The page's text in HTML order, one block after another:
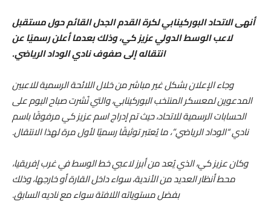
أنهى الاتحاد البوركينابي لكرة القدم الجدل القائم حول مستقبل
لاعب الوسط الدولي عزيز كي، وذلك بعدما أعلن رسميًا عن
انتقاله إلى صفوف نادي الوداد الرياضي.
وجاء الإعلان بشكل غير مباشر من خلال اللائحة الرسمية للاعبين
المدعوين لمعسكر المنتخب البوركينابي، والتي نُشرت صباح اليوم على
الحسابات الرسمية للاتحاد، حيث تم إدراج اسم عزيز كي مرفوقًا باسم
نادي “الوداد الرياضي”، ما يُعتبر توثيقًا رسميًا لأول مرة لهذا الانتقال.
وكان عزيز كي، الذي يُعد من أبرز لاعبي خط الوسط في غرب إفريقيا،
محط أنظار العديد من الأندية، سواء داخل القارة أو خارجها، وذلك
بفضل مستوياته اللافتة سواء مع ناديه السابق.